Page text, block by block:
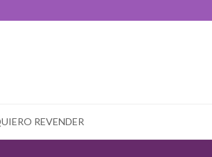
REVENDER